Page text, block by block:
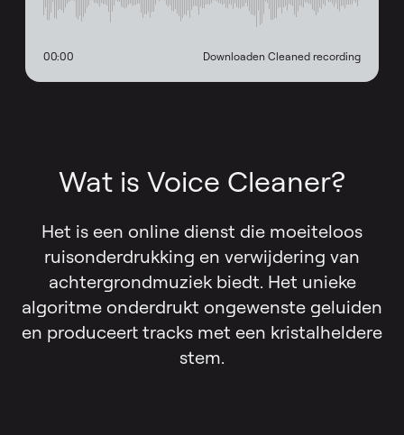
00:00 Downloaden Cleaned recording
Wat is Voice Cleaner?
Het is een online dienst die moeiteloos
ruisonderdrukking en verwijdering van
achtergrondmuziek biedt. Het unieke
algoritme onderdrukt ongewenste geluiden
en produceert tracks met een kristalheldere
stem.